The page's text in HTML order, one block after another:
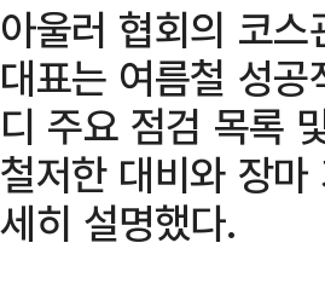
아울러 협회의 코
대표는 여름철 성
디 주요 점검 목록
철저한 대비와 장
세히 설명했다.